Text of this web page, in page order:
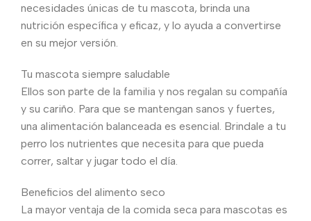
necesidades únicas de tu mascota, brinda una
nutrición específica y eficaz, y lo ayuda a convertirse
en su mejor versión.
Tu mascota siempre saludable
Ellos son parte de la familia y nos regalan su compañía
y su cariño. Para que se mantengan sanos y fuertes,
una alimentación balanceada es esencial. Brindale a tu
perro los nutrientes que necesita para que pueda
correr, saltar y jugar todo el día.
Beneficios del alimento seco
La mayor ventaja de la comida seca para mascotas es